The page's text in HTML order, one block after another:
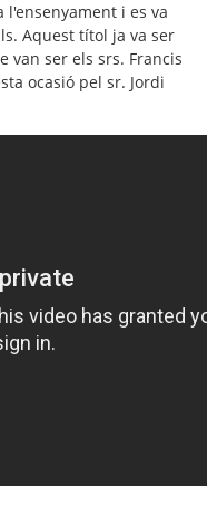
l'ensenyament i es va
. Aquest títol ja va ser
van ser els srs. Francis
ocasió pel sr. Jordi